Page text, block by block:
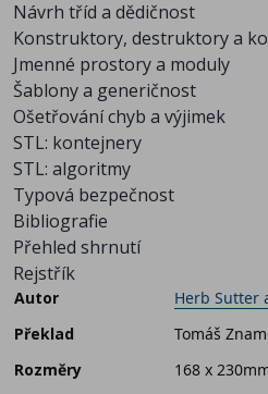
Návrh tříd a dědičnost
Konstruktory, destruktory a
Jmenné prostory a moduly
Šablony a generičnost
Ošetřování chyb a výjimek
STL: kontejnery
STL: algoritmy
Typová bezpečnost
Bibliografie
Přehled shrnutí
Rejstřík
Autor
Herb Sutter
Překlad
Tomáš
Rozměry
168 x